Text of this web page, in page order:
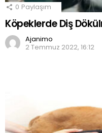
0 Paylaşım
Köpeklerde Diş
Ajanimo
2 Temmuz 2022, 16:12